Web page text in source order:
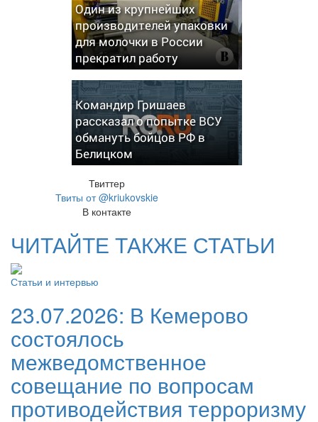
Один из крупнейших
производителей упаковки
для молочки в России
прекратил работу
Командир Гришаев
рассказал о попытке ВСУ
обмануть бойцов РФ в
Белицком
Твиттер
Твиты от @kriukovskie
В контакте
ЧИТАЙТЕ ТАКЖЕ СТАТЬИ
Статьи и интервью
23.07.2026: В Кемерово
состоялось
межведомственное
совещание по вопросам
противодействия терроризму